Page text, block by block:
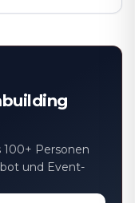
100+ Personen
und Event-